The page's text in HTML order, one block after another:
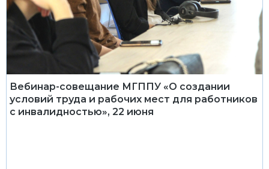
Вебинар-совещание МГППУ «О создании
условий труда и рабочих мест для работников
с инвалидностью», 22 июня